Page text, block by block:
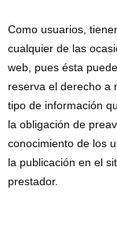
Como usuarios,
cualquier de las
web, pues ésta
reserva el derecho a
tipo de información
la obligación de
conocimiento de los
la publicación en el
prestador.